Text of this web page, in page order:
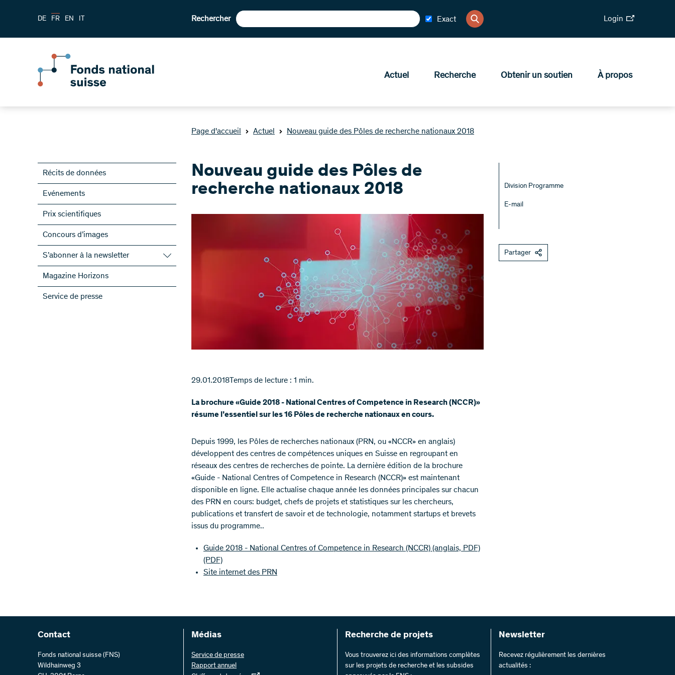
DE FR EN IT Rechercher Exact Login
Actuel Recherche Obtenir un soutien À propos
Page d'accueil Actuel Nouveau guide des Pôles de recherche nationaux 2018
Récits de données
Evénements
Prix scientifiques
Concours d’images
S’abonner à la newsletter
S’abonner à la newsletter du FNS
S’abonner aux newsletter des PRN
ScienceGeist
Magazine Horizons
Service de presse
Nouveau guide des Pôles de
recherche nationaux 2018
29.01.2018Temps de lecture : 1 min.
La brochure «Guide 2018 - National Centres of Competence in Research (NCCR)»
résume l’essentiel sur les 16 Pôles de recherche nationaux en cours.
Depuis 1999, les Pôles de recherches nationaux (PRN, ou «NCCR» en anglais)
développent des centres de compétences uniques en Suisse en regroupant en
réseaux des centres de recherches de pointe. La dernière édition de la brochure
«Guide - National Centres of Competence in Research (NCCR)» est maintenant
disponible en ligne. Elle actualise chaque année les données principales sur chacun
des PRN en cours: budget, chefs de projets et statistiques sur les chercheurs,
publications et transfert de savoir et de technologie, notamment startups et brevets
issus du programme..
Guide 2018 - National Centres of Competence in Research (NCCR) (anglais, PDF)
(PDF)
Site internet des PRN
Division Programme
E-mail
Partager
Contact
Fonds national suisse (FNS)
Wildhainweg 3
Médias
Service de presse
Rapport annuel
Recherche de projets
Vous trouverez ici des informations complètes
sur les projets de recherche et les subsides
Newsletter
Recevez régulièrement les dernières
actualités :